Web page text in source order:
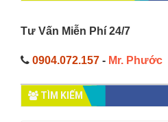
Tư Vấn Miễn Phí 24/7
0904.072.157 - Mr. Phước
TÌM KIẾM